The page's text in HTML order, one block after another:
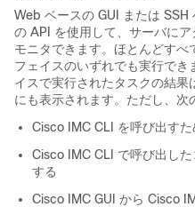
Web ベースの GUI または SSH
の API を使用して、サーバにア
モニタできます。ほとんどす
フェイスのいずれでも実行でき
イスで実行されたタスクの結果
にも表示されます。ただし、次
Cisco IMC CLI を呼び出すた
Cisco IMC CLI で呼び出し
する
Cisco IMC GUI から Cisco